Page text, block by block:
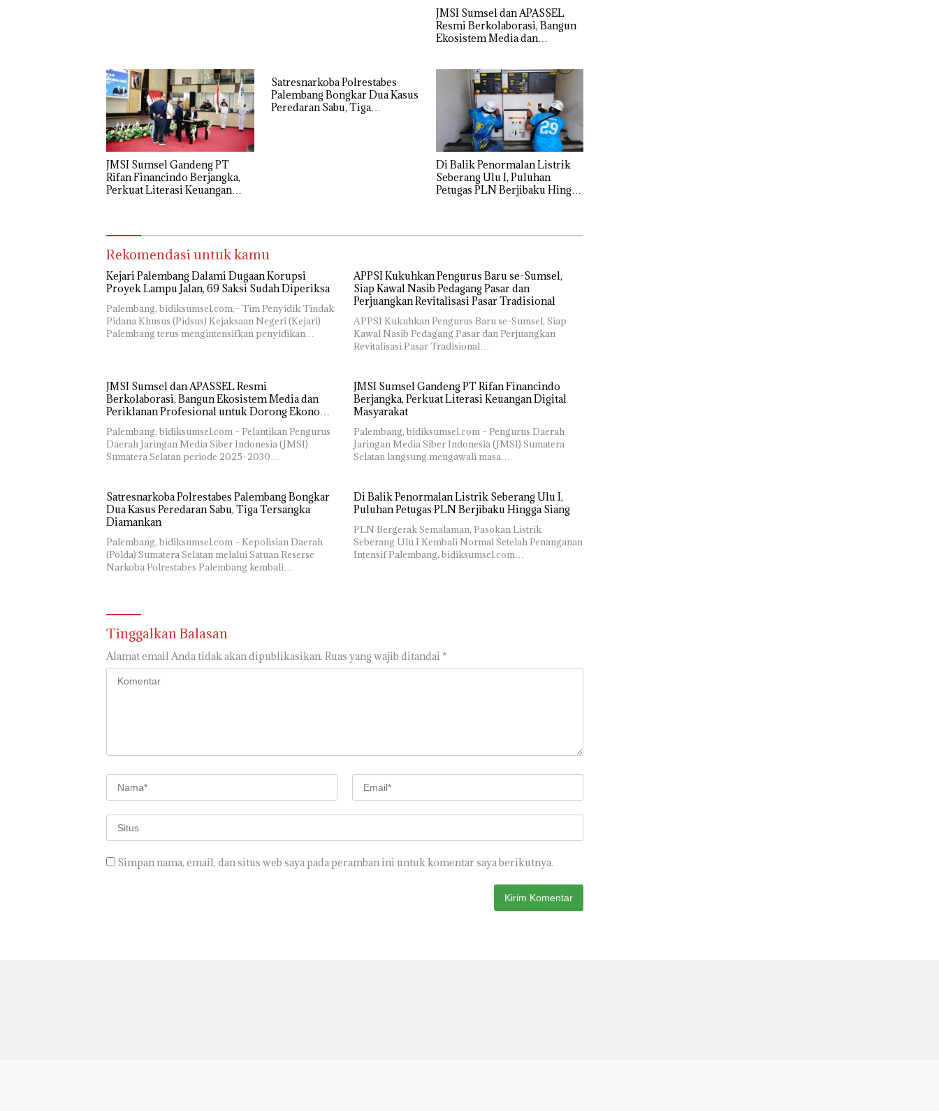
JMSI Sumsel dan APASSEL
Resmi Berkolaborasi, Bangun
Ekosistem Media dan
JMSI Sumsel Gandeng PT
Rifan Financindo Berjangka,
Perkuat Literasi Keuangan
Satresnarkoba Polrestabes
Palembang Bongkar Dua Kasus
Peredaran Sabu, Tiga
Di Balik Penormalan Listrik
Seberang Ulu I, Puluhan
Petugas PLN Berjibaku Hingga
Rekomendasi untuk kamu
Kejari Palembang Dalami Dugaan Korupsi
Proyek Lampu Jalan, 69 Saksi Sudah Diperiksa
Palembang, bidiksumsel.com,– Tim Penyidik Tindak
Pidana Khusus (Pidsus) Kejaksaan Negeri (Kejari)
Palembang terus mengintensifkan penyidikan…
APPSI Kukuhkan Pengurus Baru se-Sumsel,
Siap Kawal Nasib Pedagang Pasar dan
Perjuangkan Revitalisasi Pasar Tradisional
APPSI Kukuhkan Pengurus Baru se-Sumsel, Siap
Kawal Nasib Pedagang Pasar dan Perjuangkan
Revitalisasi Pasar Tradisional…
JMSI Sumsel dan APASSEL Resmi
Berkolaborasi, Bangun Ekosistem Media dan
Periklanan Profesional untuk Dorong Ekonomi
Kreatif
Palembang, bidiksumsel.com – Pelantikan Pengurus
Daerah Jaringan Media Siber Indonesia (JMSI)
Sumatera Selatan periode 2025–2030…
JMSI Sumsel Gandeng PT Rifan Financindo
Berjangka, Perkuat Literasi Keuangan Digital
Masyarakat
Palembang, bidiksumsel.com – Pengurus Daerah
Jaringan Media Siber Indonesia (JMSI) Sumatera
Selatan langsung mengawali masa…
Satresnarkoba Polrestabes Palembang Bongkar
Dua Kasus Peredaran Sabu, Tiga Tersangka
Diamankan
Palembang, bidiksumsel.com – Kepolisian Daerah
(Polda) Sumatera Selatan melalui Satuan Reserse
Narkoba Polrestabes Palembang kembali…
Di Balik Penormalan Listrik Seberang Ulu I,
Puluhan Petugas PLN Berjibaku Hingga Siang
PLN Bergerak Semalaman, Pasokan Listrik
Seberang Ulu I Kembali Normal Setelah Penanganan
Intensif Palembang, bidiksumsel.com…
Tinggalkan Balasan
Alamat email Anda tidak akan dipublikasikan. Ruas yang wajib ditandai *
Simpan nama, email, dan situs web saya pada peramban ini untuk komentar saya berikutnya.